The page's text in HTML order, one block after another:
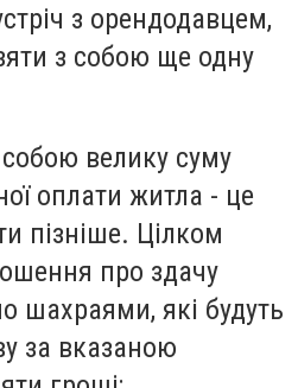
з орендодавцем,
з собою ще одну
велику суму
оплати житла - це
пізніше. Цілком
про здачу
шахраями, які будуть
за вказаною